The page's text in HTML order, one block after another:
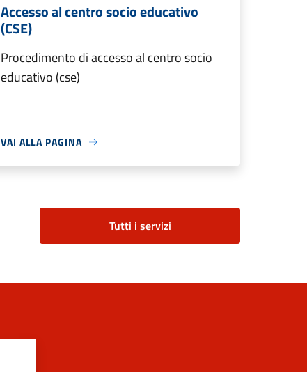
Accesso al centro socio educativo
(CSE)
Procedimento di accesso al centro socio
educativo (cse)
VAI ALLA PAGINA
Tutti i servizi